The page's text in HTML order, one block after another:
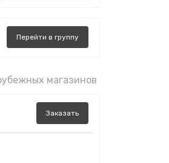
Перейти в группу
магазинов
Заказать